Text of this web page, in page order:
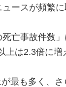
ースが頻繁に
亡事故件数
は2.3倍に増
最も多く、